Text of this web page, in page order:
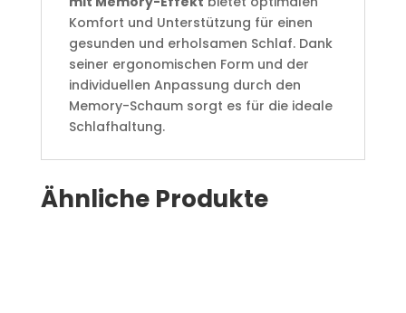
Komfort und Unterstützung für einen
gesunden und erholsamen Schlaf. Dank
seiner ergonomischen Form und der
individuellen Anpassung durch den
Memory-Schaum sorgt es für die ideale
Schlafhaltung.
Ähnliche Produkte